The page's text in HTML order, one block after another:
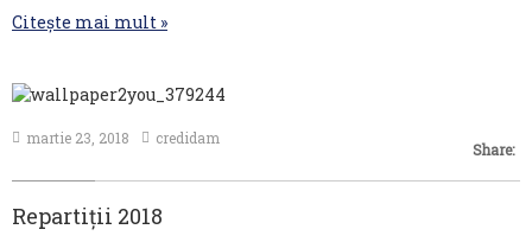
Citește mai mult »
martie 23, 2018 credidam
Share:
Repartiții 2018